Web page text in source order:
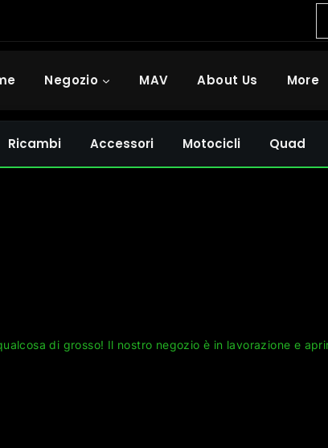
Negozio MAV About Us More
Ricambi Accessori Motocicli Quad
di grosso! Il nostro negozio è in lavorazione e